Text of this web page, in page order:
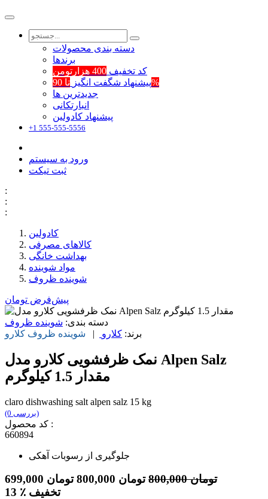
دسته بندی محصولات
برند‌ها
کد تخفیف 400 هزارتومن
پیشنهاد شگفت انگیزتا 90%
جدیدترین ها
انبارتکانی
پیشنهاد کادولین
+1 555-555-5556
ورود به سیستم
ثبت تیکت
:
:
:
کادولین
کالاهای مصرفی
بهداشت خانگی
مواد شوینده
شوینده ظروف
پیش‌فرض تومان
دسته بندی: شوینده ظروف
برند: کلارو | شوینده ظروف کلارو
نمک ظرفشویی کلارو مدل Alpen Salz
مقدار 1.5 کیلوگرم
claro dishwashing salt alpen salz 15 kg
(0 بررسی)
کد محصول :
660894
جلوگیری از رسوبات آهکی
699,000 تومان 800,000تومان 800,000 تومان
13
٪ تخفیف